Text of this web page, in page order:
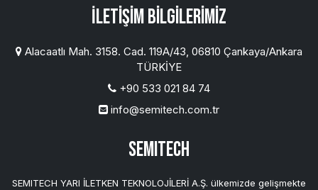
İletişim Bilgilerimiz
Alacaatlı Mah. 3158. Cad. 119A/43, 06810 Çankaya/Ankara
TÜRKİYE
+90 533 021 84 74
info@semitech.com.tr
SEMITECH
SEMITECH YARI İLETKEN TEKNOLOJİLERİ A.Ş. ülkemizde gelişmekte